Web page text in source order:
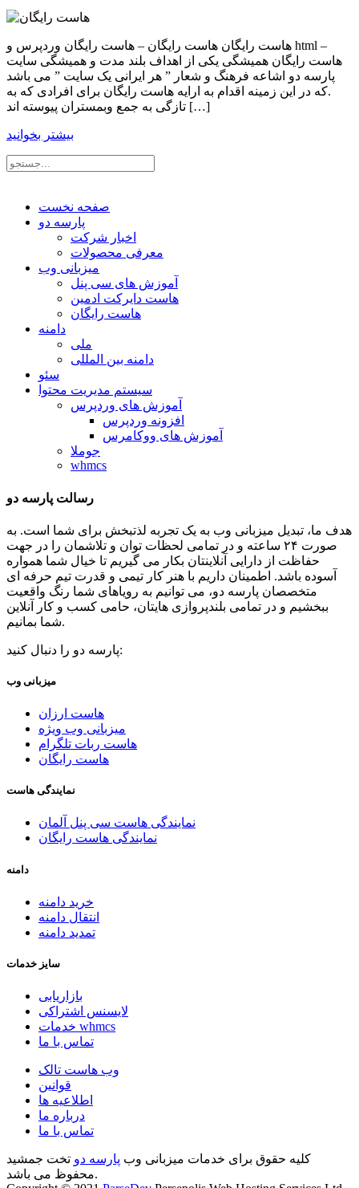
هاست رایگان هاست رایگان – هاست رایگان وردپرس و html –
هاست رایگان همیشگی یکی از اهداف بلند مدت و همیشگی سایت
پارسه دو اشاعه فرهنگ و شعار ” هر ایرانی یک سایت ” می باشد
.که در این زمینه اقدام به ارایه هاست رایگان برای افرادی که به
تازگی به جمع وبمستران پیوسته اند […]
بیشتر بخوانید
صفحه نخست
پارسه دو
اخبار شرکت
معرفی محصولات
میزبانی وب
آموزش های سی پنل
هاست دایرکت ادمین
هاست رایگان
دامنه
ملی
دامنه بین المللی
سئو
سیستم مدیریت محتوا
آموزش های وردپرس
افزونه وردپرس
آموزش های ووکامرس
جوملا
whmcs
رسالت پارسه دو
هدف ما، تبدیل میزبانی وب به یک تجربه لذتبخش برای شما است. به
صورت ۲۴ ساعته و در تمامی لحظات توان و تلاشمان را در جهت
حفاظت از دارایی آنلاینتان بکار می گیریم تا خیال شما همواره
آسوده باشد. اطمینان داریم با هنر کار تیمی و قدرت تیم حرفه ای
متخصصان پارسه دو، می توانیم به رویاهای شما رنگ واقعیت
ببخشیم و در تمامی بلندپروازی هایتان، حامی کسب و کار آنلاین
شما بمانیم.
پارسه دو را دنبال کنید:
میزبانی وب
هاست ارزان
میزبانی وب ویژه
هاست ربات تلگرام
هاست رایگان
نمایندگی هاست
نمایندگی هاست سی پنل آلمان
نمایندگی هاست رایگان
دامنه
خرید دامنه
انتقال دامنه
تمدید دامنه
سایز خدمات
بازاریابی
لایسنس اشتراکی
خدمات whmcs
تماس با ما
وب هاست تالک
قوانین
اطلاعیه ها
درباره ما
تماس با ما
کلیه حقوق برای خدمات میزبانی وب پارسه دو تخت جمشید
محفوظ می باشد.